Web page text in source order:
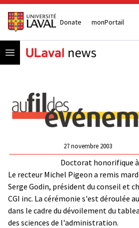
Donate monPortail
Open menu
27 novembre 2003
Doctorat honorifique à
Le recteur Michel Pigeon a remis
Serge Godin, président du conseil et
CGI inc. La cérémonie s'est déroulée
dans le cadre du dévoilement du
des sciences de l'administration.